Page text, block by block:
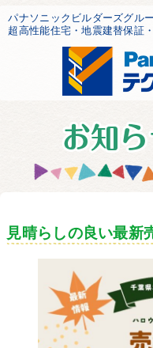
パナソニックビルダーズグル
超高性能住宅・地震建替保証
見晴らしの良い最新